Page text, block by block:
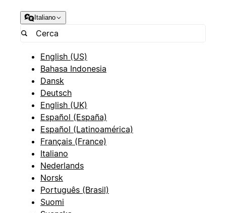
Italiano
English (US)
Bahasa Indonesia
Dansk
Deutsch
English (UK)
Español (España)
Español (Latinoamérica)
Français (France)
Italiano
Nederlands
Norsk
Português (Brasil)
Suomi